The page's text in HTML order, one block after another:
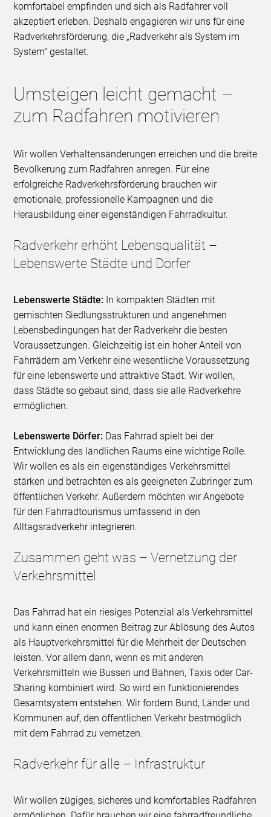
komfortabel empfinden und sich als Radfahrer voll
akzeptiert erleben. Deshalb engagieren wir uns für eine
Radverkehrsförderung, die „Radverkehr als System im
System“ gestaltet.
Umsteigen leicht gemacht –
zum Radfahren motivieren
Wir wollen Verhaltensänderungen erreichen und die breite
Bevölkerung zum Radfahren anregen. Für eine
erfolgreiche Radverkehrsförderung brauchen wir
emotionale, professionelle Kampagnen und die
Herausbildung einer eigenständigen Fahrradkultur.
Radverkehr erhöht Lebensqualität –
Lebenswerte Städte und Dörfer
Lebenswerte Städte: In kompakten Städten mit
gemischten Siedlungsstrukturen und angenehmen
Lebensbedingungen hat der Radverkehr die besten
Voraussetzungen. Gleichzeitig ist ein hoher Anteil von
Fahrrädern am Verkehr eine wesentliche Voraussetzung
für eine lebenswerte und attraktive Stadt. Wir wollen,
dass Städte so gebaut sind, dass sie alle Radverkehre
ermöglichen.
Lebenswerte Dörfer: Das Fahrrad spielt bei der
Entwicklung des ländlichen Raums eine wichtige Rolle.
Wir wollen es als ein eigenständiges Verkehrsmittel
stärken und betrachten es als geeigneten Zubringer zum
öffentlichen Verkehr. Außerdem möchten wir Angebote
für den Fahrradtourismus umfassend in den
Alltagsradverkehr integrieren.
Zusammen geht was – Vernetzung der
Verkehrsmittel
Das Fahrrad hat ein riesiges Potenzial als Verkehrsmittel
und kann einen enormen Beitrag zur Ablösung des Autos
als Hauptverkehrsmittel für die Mehrheit der Deutschen
leisten. Vor allem dann, wenn es mit anderen
Verkehrsmitteln wie Bussen und Bahnen, Taxis oder Car-
Sharing kombiniert wird. So wird ein funktionierendes
Gesamtsystem entstehen. Wir fordern Bund, Länder und
Kommunen auf, den öffentlichen Verkehr bestmöglich
mit dem Fahrrad zu vernetzen.
Radverkehr für alle – Infrastruktur
Wir wollen zügiges, sicheres und komfortables Radfahren